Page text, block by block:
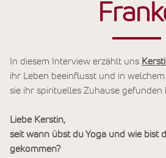
In diesem Interview erzählt uns
ihr Leben beeinflusst und in
sie ihr spirituelles Zuhause gefunden
Liebe Kerstin,
seit wann übst du Yoga und wie bist
gekommen?